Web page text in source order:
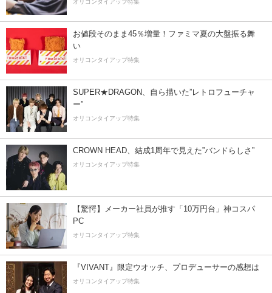
オリコンタイアップ特集
お値段そのまま45％増量！ファミマ夏の大盤振る舞
い
オリコンタイアップ特集
SUPER★DRAGON、自ら描いた”レトロフューチャ
ー”
オリコンタイアップ特集
CROWN HEAD、結成1周年で見えた”バンドらしさ”
オリコンタイアップ特集
【驚愕】メーカー社員が推す「10万円台」神コスパ
PC
オリコンタイアップ特集
『VIVANT』限定ウオッチ、プロデューサーの感想は
オリコンタイアップ特集